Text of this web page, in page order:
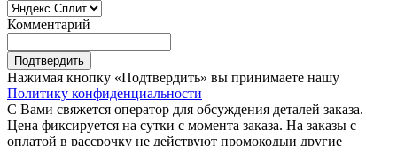
Комментарий
Подтвердить
Нажимая кнопку «Подтвердить» вы принимаете нашу
Политику конфиденциальности
С Вами свяжется оператор для обсуждения деталей заказа.
Цена фиксируется на сутки с момента заказа. На заказы с
оплатой в рассрочку не действуют промокодыи другие